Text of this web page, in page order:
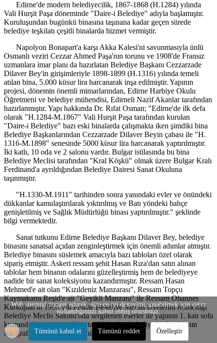
Edirne'de modern belediyecilik, 1867-1868 (H.1284) yılında
Vali Hurşit Paşa döneminde "Daire-i Belediye" adıyla başlamıştır.
Kuruluşundan bugünkü binasına taşınana kadar geçen sürede
belediye teşkilatı çeşitli binalarda hizmet vermiştir.
Napolyon Bonapart'a karşı Akka Kalesi'ni savunmasıyla ünlü
Osmanlı veziri Cezzar Ahmed Paşa'nın torunu ve 1908'de Fransız
uzmanlara imar planı da hazırlatan Belediye Başkanı Cezzarzade
Dilaver Bey'in girişimleriyle 1898-1899 (H.1316) yılında temeli
atılan bina, 5.000 küsur lira harcanarak inşa edilmiştir. Yapının
projesi, dönemin önemli mimarlarından, Edirne Harbiye Okulu
Öğretmeni ve belediye mühendisi, Edirneli Nazif Akanlar tarafından
hazırlanmıştır. Yapı hakkında Dr. Rıfat Osman; "Edirne'de ilk defa
olarak "H.1284-M.1867" Vali Hurşit Paşa tarafından kurulan
"Daire-i Belediye" bazı eski binalarda çalışmakta iken şimdiki bina
Belediye Başkanlarından Cezzarzade Dilaver Beyin çabası ile "H.
1316-M.1898" senesinde 5000 küsur lira harcanarak yaptırılmıştır.
İki katlı, 10 oda ve 2 salonu vardır. Bulgar istilasında bu bina
Belediye Meclisi tarafından "Kral Köşkü" olmak üzere Bulgar Kralı
Ferdinand'a ayrıldığından Belediye Dairesi Sanat Okuluna
taşınmıştır.
"H.1330-M.1911" tarihinden sonra yanındaki evler ve önündeki
dükkanlar kamulaştırılarak yıktırılmış ve Batı yöndeki bahçe
genişletilmiş ve Sağlık Müdürlüğü binası yaptırılmıştır." şeklinde
bilgi vermektedir.
Sanat tutkunu Edirne Belediye Başkanı Dilaver Bey, belediye
binasını sanatsal açıdan zenginleştirmek için önemli adımlar atmıştır.
Belediye binasını süslemek amacıyla bazı tabloları özel olarak
sipariş etmiştir. Askeri ressam şehit Hasan Rıza'dan satın alınan
tablolar hem binanın odalarını güzelleştirmiş hem de belediyeye
nadide bir sanat koleksiyonu kazandırmıştır. Ressam Hasan
Mehmed'e ait olan "Kızıldeniz Manzarası", Ressam Topçu
Kaymakamı Reşid'e ait "Geyikli Manzara" ile Ressam Ohannes
Kurkdjian'ın 1902 yılı Edirne Belediye Meclis Üyelerini resmettiği
Belediye Meclis Salonu'nda sergilenen eserler ile yapının 1. katı sofa
kısmında kurumun tarihine tanıklık eden belediye başkanlarının
fotoğrafları özel bir yere sahiptir.
Web sitemizi ziyaret ederek, size en iyi deneyimi sunabilmek için çerez
kullandığımızı kabul etmiş olursunuz.
Tümünü kabul et Tümünü reddet Özelleştir